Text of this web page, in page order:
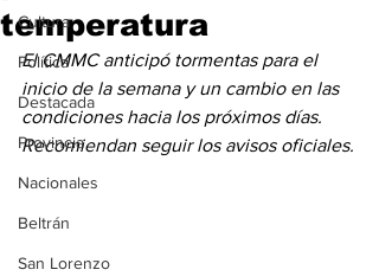
Cultura
Política
Destacada
Provincia
Nacionales
Beltrán
San Lorenzo
temperatura
El CMMC anticipó tormentas para el
inicio de la semana y un cambio en las
condiciones hacia los próximos días.
Recomiendan seguir los avisos oficiales.